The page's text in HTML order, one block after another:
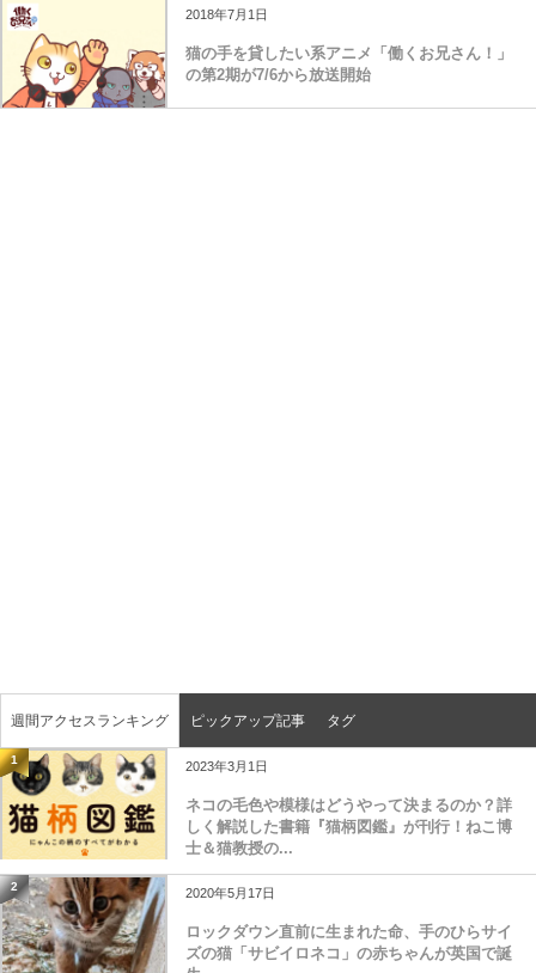
2018年7月1日
猫の手を貸したい系アニメ「働くお兄さん！」
の第2期が7/6から放送開始
週間アクセスランキング ピックアップ記事 タグ
1 2023年3月1日
ネコの毛色や模様はどうやって決まるのか？詳
しく解説した書籍『猫柄図鑑』が刊行！ねこ博
士＆猫教授の...
2 2020年5月17日
ロックダウン直前に生まれた命、手のひらサイ
ズの猫「サビイロネコ」の赤ちゃんが英国で誕